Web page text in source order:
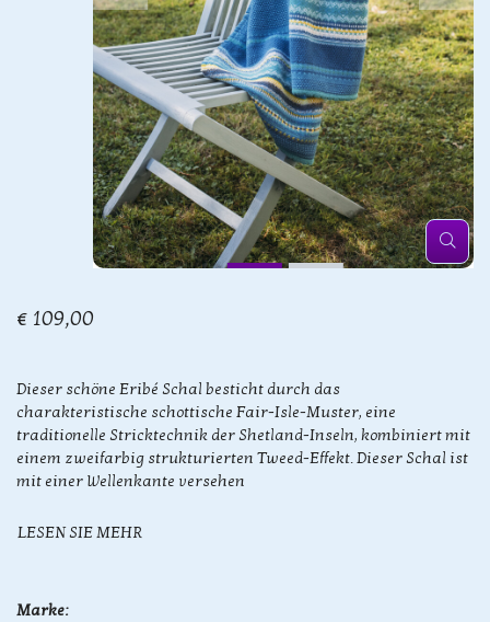
€ 109,00
Dieser schöne Eribé Schal besticht durch das
charakteristische schottische Fair-Isle-Muster, eine
traditionelle Stricktechnik der Shetland-Inseln, kombiniert mit
einem zweifarbig strukturierten Tweed-Effekt. Dieser Schal ist
mit einer Wellenkante versehen
LESEN SIE MEHR
Marke: